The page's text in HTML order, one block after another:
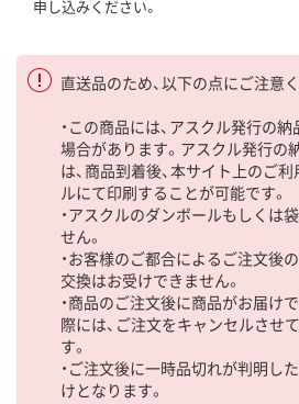
申し込みください。
直送品のため、以下の点にご注意く
・この商品には、アスクル発行の
場合があります。アスクル発行の
は、商品到着後、本サイト上のご
ルにて印刷することが可能です。
・アスクルのダンボールもしくは
せん。
・お客様のご都合によるご注文後の
交換はお受けできません。
・商品のご注文後に商品がお届け
際には、ご注文をキャンセルさせ
す。
・ご注文後に一時品切れが判明し
けとなります。